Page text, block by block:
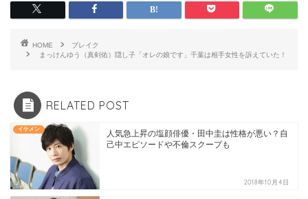
HOME
ブレイク
まっけんゆう（真剣佑）隠し子「オレの娘です」千葉は相手女性を訴えていた！
RELATED POST
イケメン
人気急上昇の塩顔俳優・田中圭は性格が悪い？自
己中エピソードや不倫スクープも
2018年10月4日